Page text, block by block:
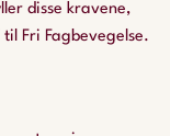
disse kravene,
Fri Fagbevegelse.